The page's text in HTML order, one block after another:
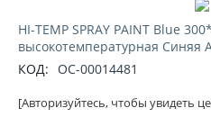
HI-TEMP SPRAY PAINT Blue
высокотемпературная Синяя
КОД:
ОС-00014481
[Авторизуйтесь, чтобы увидеть